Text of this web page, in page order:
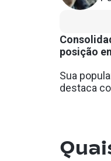
posição
Sua
destaca